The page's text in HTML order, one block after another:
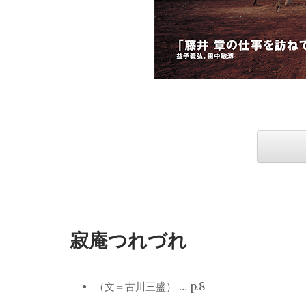
寂庵つれづれ
（文＝古川三盛） … p.8